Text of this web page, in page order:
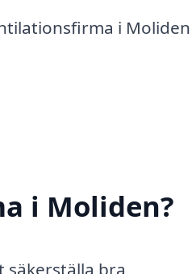
i Moliden
i Moliden?
bra